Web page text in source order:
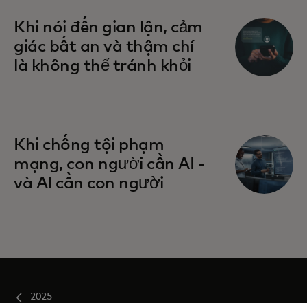
Khi nói đến gian lận, cảm
giác bất an và thậm chí
là không thể tránh khỏi
Khi chống tội phạm
mạng, con người cần AI -
và AI cần con người
2025